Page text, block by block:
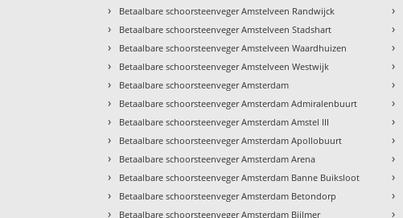
› Betaalbare schoorsteenveger Amstelveen Randwijck
› Betaalbare schoorsteenveger Amstelveen Stadshart
› Betaalbare schoorsteenveger Amstelveen Waardhuizen
› Betaalbare schoorsteenveger Amstelveen Westwijk
› Betaalbare schoorsteenveger Amsterdam
› Betaalbare schoorsteenveger Amsterdam Admiralenbuurt
› Betaalbare schoorsteenveger Amsterdam Amstel III
› Betaalbare schoorsteenveger Amsterdam Apollobuurt
› Betaalbare schoorsteenveger Amsterdam Arena
› Betaalbare schoorsteenveger Amsterdam Banne Buiksloot
› Betaalbare schoorsteenveger Amsterdam Betondorp
› Betaalbare schoorsteenveger Amsterdam Bijlmer
›
›
›
›
›
›
›
›
›
›
›
›